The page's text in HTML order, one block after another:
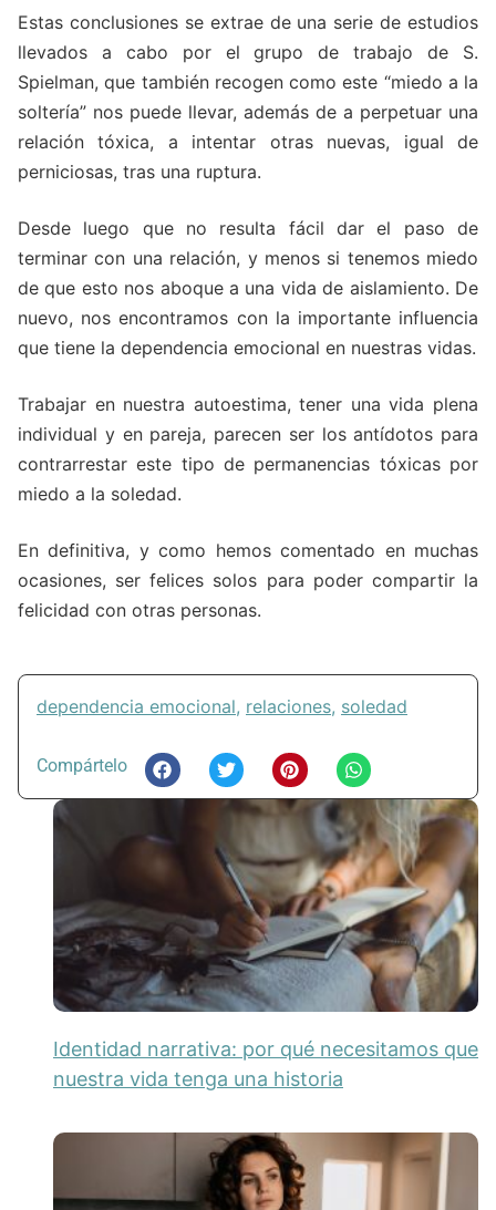
Estas conclusiones se extrae de una serie de estudios
llevados a cabo por el grupo de trabajo de S.
Spielman, que también recogen como este “miedo a la
soltería” nos puede llevar, además de a perpetuar una
relación tóxica, a intentar otras nuevas, igual de
perniciosas, tras una ruptura.
Desde luego que no resulta fácil dar el paso de
terminar con una relación, y menos si tenemos miedo
de que esto nos aboque a una vida de aislamiento. De
nuevo, nos encontramos con la importante influencia
que tiene la dependencia emocional en nuestras vidas.
Trabajar en nuestra autoestima, tener una vida plena
individual y en pareja, parecen ser los antídotos para
contrarrestar este tipo de permanencias tóxicas por
miedo a la soledad.
En definitiva, y como hemos comentado en muchas
ocasiones, ser felices solos para poder compartir la
felicidad con otras personas.
dependencia emocional, relaciones, soledad
Compártelo
Identidad narrativa: por qué necesitamos que
nuestra vida tenga una historia